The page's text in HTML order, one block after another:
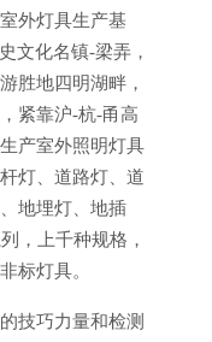
外灯具生产基
文化名镇-梁弄，
胜地四明湖畔，
紧靠沪-杭-甬高
产室外照明灯具
灯、道路灯、道
地埋灯、地插
，上千种规格，
标灯具。
技巧力量和检测